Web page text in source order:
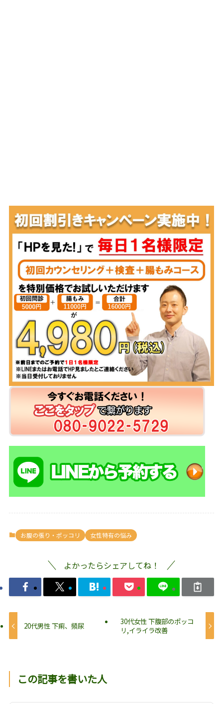
お腹の張り・ポッコリ 女性特有の悩み
よかったらシェアしてね！
20代男性 下痢、頻尿
30代女性 下腹部のポッコ
リ,イライラ改善
この記事を書いた人